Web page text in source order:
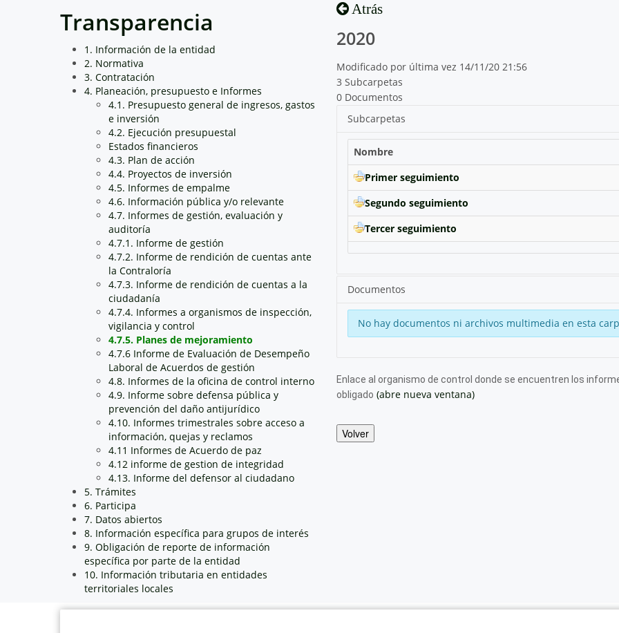
Transparencia
1. Información de la entidad
2. Normativa
3. Contratación
4. Planeación, presupuesto e Informes
4.1. Presupuesto general de ingresos, gastos
e inversión
4.2. Ejecución presupuestal
Estados financieros
4.3. Plan de acción
4.4. Proyectos de inversión
4.5. Informes de empalme
4.6. Información pública y/o relevante
4.7. Informes de gestión, evaluación y
auditoría
4.7.1. Informe de gestión
4.7.2. Informe de rendición de cuentas ante
la Contraloría
4.7.3. Informe de rendición de cuentas a la
ciudadanía
4.7.4. Informes a organismos de inspección,
vigilancia y control
4.7.5. Planes de mejoramiento
4.7.6 Informe de Evaluación de Desempeño
Laboral de Acuerdos de gestión
4.8. Informes de la oficina de control interno
4.9. Informe sobre defensa pública y
prevención del daño antijurídico
4.10. Informes trimestrales sobre acceso a
información, quejas y reclamos
4.11 Informes de Acuerdo de paz
4.12 informe de gestion de integridad
4.13. Informe del defensor al ciudadano
5. Trámites
6. Participa
7. Datos abiertos
8. Información específica para grupos de interés
9. Obligación de reporte de información
específica por parte de la entidad
10. Información tributaria en entidades
territoriales locales
Atrás
2020
Modificado por última vez 14/11/20 21:56
3 Subcarpetas
0 Documentos
Subcarpetas
Nombre
Primer seguimiento
Segundo seguimiento
Tercer seguimiento
Documentos
No hay documentos ni archivos multimedia en esta
Enlace al organismo de control donde se encuentren los
obligado (abre nueva ventana)
Volver